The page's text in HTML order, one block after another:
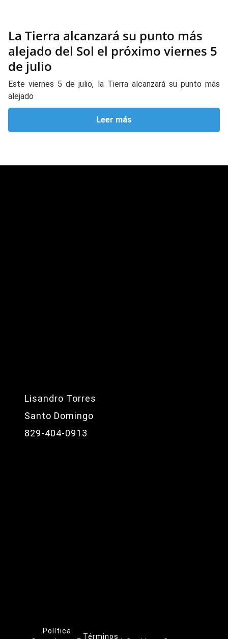
La Tierra alcanzará su punto más
alejado del Sol el próximo viernes 5
de julio
Este viernes 5 de julio, la Tierra alcanzará su punto más
alejado
Leer más
Lisandro Torres
Santo Domingo
829-404-0913
Política
Términos